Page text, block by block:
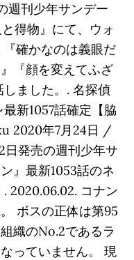
週刊少年サンデー
得物』にて、ウォ
確かなのは義眼だ
『顔を変えてふざ
ました。. 名探偵
新1057話確定【脇
2020年7月24日 /
発売の週刊少年サ
』最新1053話のネ
2020.06.02. コナン
ボスの正体は第95
織のNo.2であるラ
っていません。 現